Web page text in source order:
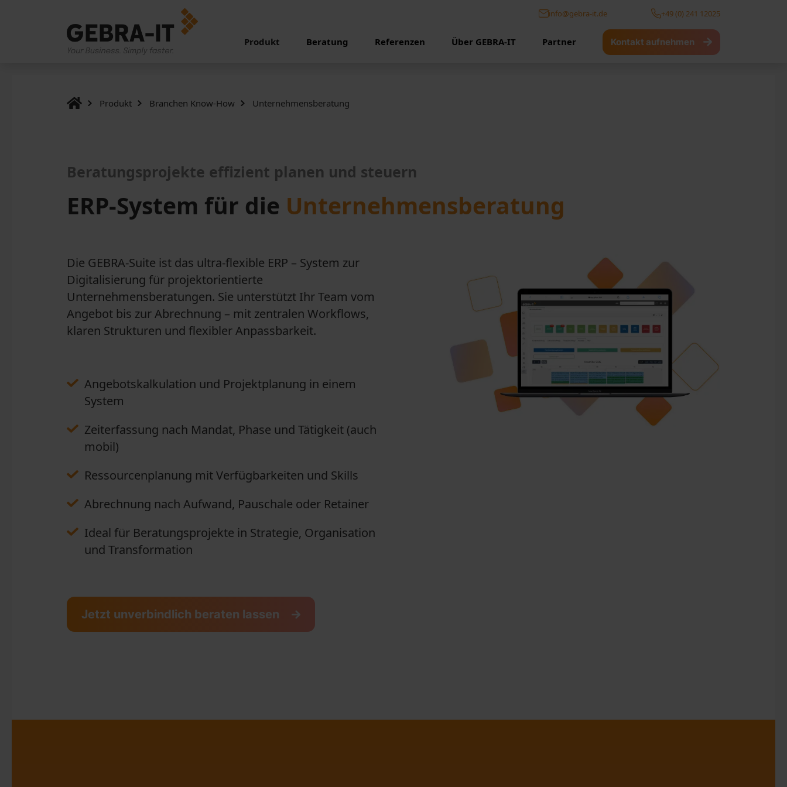
info@gebra-it.de +49 (0) 241 12025
Produkt Beratung Referenzen Über GEBRA-IT Partner Kontakt aufnehmen
Produkt Branchen Know-How Unternehmensberatung
Beratungsprojekte effizient planen und steuern
ERP-System für die Unternehmensberatung
Die GEBRA-Suite ist das ultra-flexible ERP – System zur
Digitalisierung für projektorientierte
Unternehmensberatungen. Sie unterstützt Ihr Team vom
Angebot bis zur Abrechnung – mit zentralen Workflows,
klaren Strukturen und flexibler Anpassbarkeit.
Angebotskalkulation und Projektplanung in einem
System
Zeiterfassung nach Mandat, Phase und Tätigkeit (auch
mobil)
Ressourcenplanung mit Verfügbarkeiten und Skills
Abrechnung nach Aufwand, Pauschale oder Retainer
Ideal für Beratungsprojekte in Strategie, Organisation
und Transformation
Jetzt unverbindlich beraten lassen